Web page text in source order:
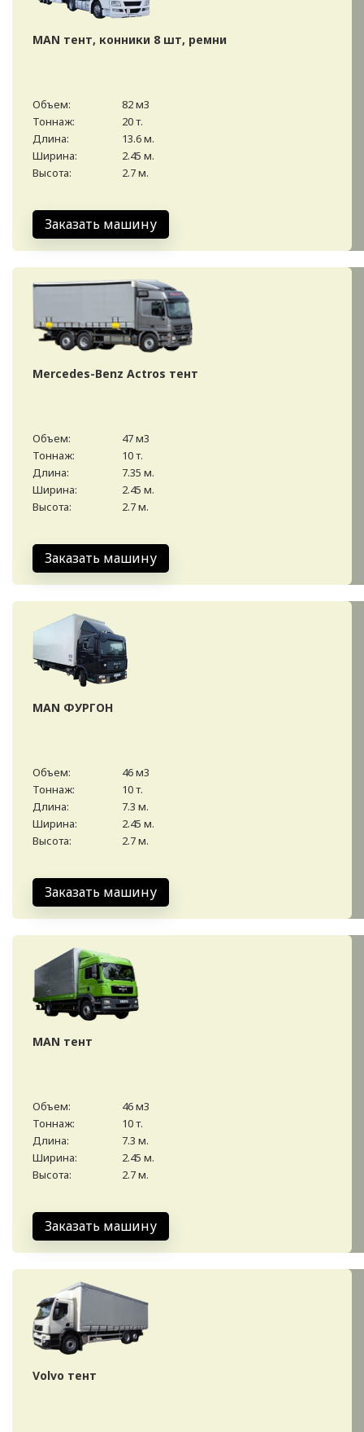
MAN тент, конники 8 шт, ремни
Объем:
82 м3
Тоннаж:
20 т.
Длина:
13.6 м.
Ширина:
2.45 м.
Высота:
2.7 м.
Заказать машину
Mercedes-Benz Actros тент
Объем:
47 м3
Тоннаж:
10 т.
Длина:
7.35 м.
Ширина:
2.45 м.
Высота:
2.7 м.
Заказать машину
MAN ФУРГОН
Объем:
46 м3
Тоннаж:
10 т.
Длина:
7.3 м.
Ширина:
2.45 м.
Высота:
2.7 м.
Заказать машину
MAN тент
Объем:
46 м3
Тоннаж:
10 т.
Длина:
7.3 м.
Ширина:
2.45 м.
Высота:
2.7 м.
Заказать машину
Volvo тент